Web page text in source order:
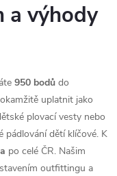
a výhody
950 bodů do
uplatnit jako
plovací vesty nebo
pádlování dětí klíčové. K
po celé ČR. Našim
outfittingu a